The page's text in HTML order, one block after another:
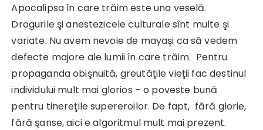
Apocalipsa în care trăim este una veselă.
Drogurile şi anestezicele culturale sînt multe şi
variate. Nu avem nevoie de mayaşi ca să vedem
defecte majore ale lumii în care trăim. Pentru
propaganda obişnuită, greutăţile vieţii fac destinul
individului mult mai glorios – o poveste bună
pentru tinereţile supereroilor. De fapt, fără glorie,
fără şanse, aici e algoritmul mult mai prezent.